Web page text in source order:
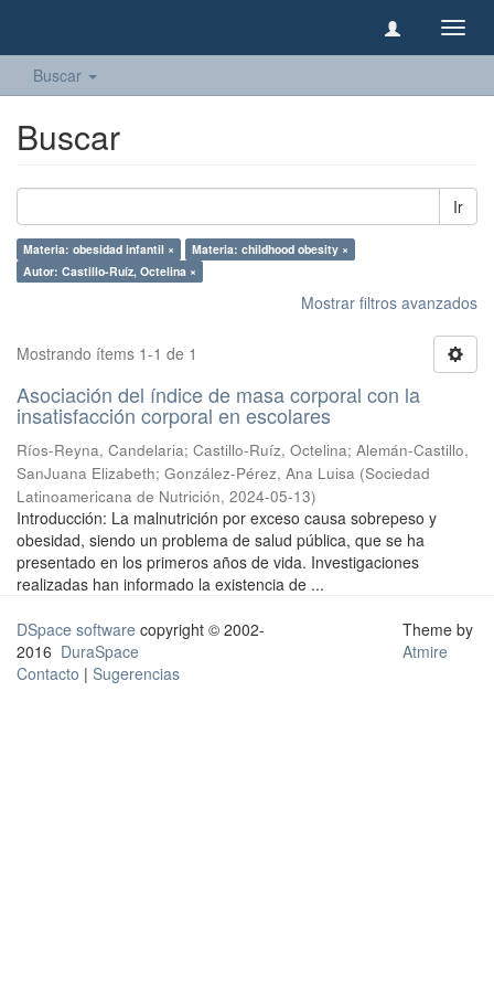
Buscar
Buscar
Ir
Materia: obesidad infantil ×
Materia: childhood obesity ×
Autor: Castillo-Ruíz, Octelina ×
Mostrar filtros avanzados
Mostrando ítems 1-1 de 1
Asociación del índice de masa corporal con la
insatisfacción corporal en escolares
Ríos-Reyna, Candelaria; Castillo-Ruíz, Octelina; Alemán-Castillo,
SanJuana Elizabeth; González-Pérez, Ana Luisa (Sociedad
Latinoamericana de Nutrición, 2024-05-13)
Introducción: La malnutrición por exceso causa sobrepeso y
obesidad, siendo un problema de salud pública, que se ha
presentado en los primeros años de vida. Investigaciones
realizadas han informado la existencia de ...
DSpace software copyright © 2002-
2016 DuraSpace
Contacto | Sugerencias
Theme by
Atmire